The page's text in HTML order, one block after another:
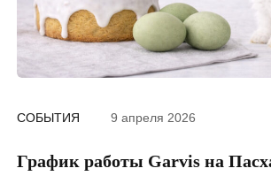
СОБЫТИЯ 9 апреля 2026
График работы Garvis на